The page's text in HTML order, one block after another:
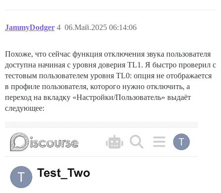
JammyDodger 06.Май.2025 06:14:06
4
Похоже, что сейчас функция отключения звука пользователя
доступна начиная с уровня доверия TL1. Я быстро проверил с
тестовым пользователем уровня TL0: опция не отображается
в профиле пользователя, которого нужно отключить, а
переход на вкладку «Настройки/Пользователь» выдаёт
следующее: